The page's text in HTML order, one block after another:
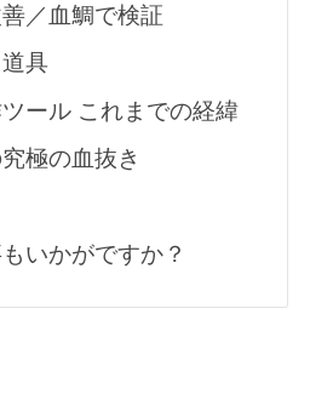
／血鯛で検証
具
ール これまでの経緯
極の血抜き
いかがですか？